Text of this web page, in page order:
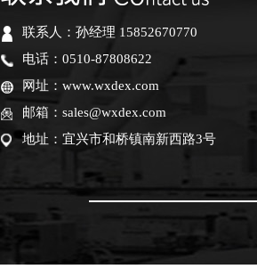
联系人：孙经理 15852670770
电话：0510-87808622
网址：www.wxdex.com
邮箱：sales@wxdex.com
地址：宜兴市和桥镇南新西路3号